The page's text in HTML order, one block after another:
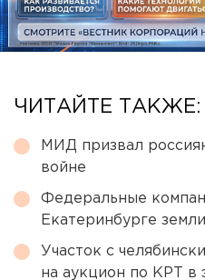
ЧИТАЙТЕ ТАКЖЕ:
МИД призвал
войне
Федеральные
Екатеринбурге
Участок с
на аукцион по КРТ в